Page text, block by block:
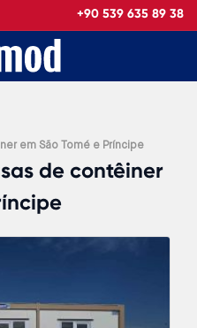
+90 539 635 89 38
em São Tomé e Príncipe
de contêiner